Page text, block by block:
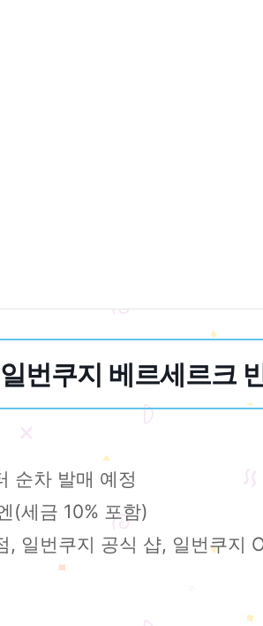
일번쿠지 베르세르크
순차 발매 예정
(세금 10% 포함)
일번쿠지 공식 샵, 일번쿠지